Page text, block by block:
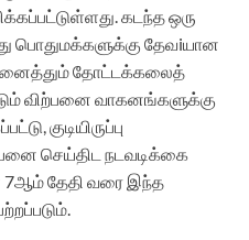
கடந்த ஒரு
பொதுமக்களுக்கு தேவiயான
தோட்டக்கலைத்
விற்பனை வாகனங்களுக்கு
குடியிருப்பு
செய்திட நடவடிக்கை
தேதி வரை இந்த